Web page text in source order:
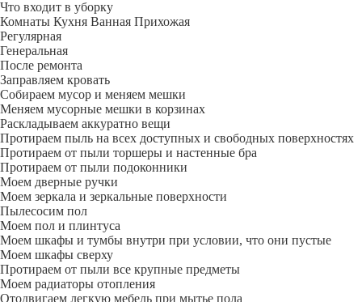
Что входит в уборку
Регу­лярная
Гене­ральная
После ремонта
Заправляем кровать
Собираем мусор и меняем мешки
Меняем мусорные мешки в корзинах
Раскладываем аккуратно вещи
Протираем пыль на всех доступных и свободных поверхностях
Протираем от пыли торшеры и настенные бра
Протираем от пыли подоконники
Моем дверные ручки
Моем зеркала и зеркальные поверхности
Пылесосим пол
Моем пол и плинтуса
Моем шкафы и тумбы внутри при условии, что они пустые
Моем шкафы сверху
Протираем от пыли все крупные предметы
Моем радиаторы отопления
Отодвигаем легкую мебель при мытье пола